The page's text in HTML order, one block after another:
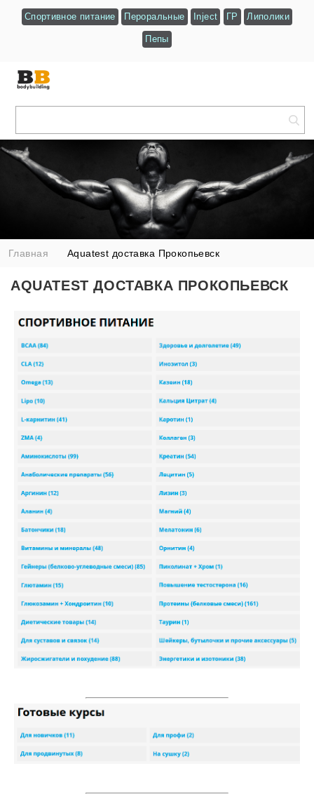
Спортивное питание Пероральные Inject ГР Липолики
Пепы
Главная Aquatest доставка Прокопьевск
AQUATEST ДОСТАВКА ПРОКОПЬЕВСК